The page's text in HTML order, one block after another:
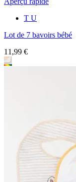
T U
Lot de 7 bavoirs bébé
11,99 €